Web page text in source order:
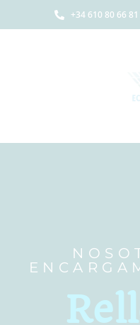
+34 610 80 66 81